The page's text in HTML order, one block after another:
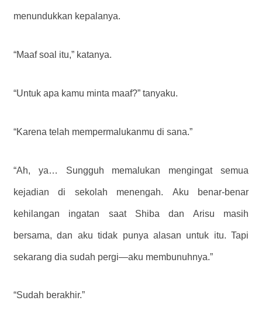
menundukkan kepalanya.
“Maaf soal itu,” katanya.
“Untuk apa kamu minta maaf?” tanyaku.
“Karena telah mempermalukanmu di sana.”
“Ah, ya… Sungguh memalukan mengingat semua
kejadian di sekolah menengah. Aku benar-benar
kehilangan ingatan saat Shiba dan Arisu masih
bersama, dan aku tidak punya alasan untuk itu. Tapi
sekarang dia sudah pergi—aku membunuhnya.”
“Sudah berakhir.”